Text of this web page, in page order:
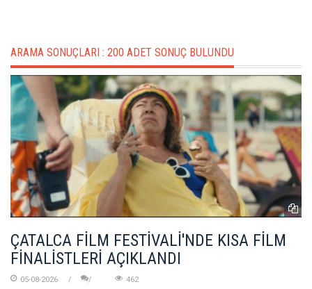
ARAMA SONUÇLARI : 200 ADET SONUÇ BULUNDU
ÇATALCA FİLM FESTİVALİ'NDE KISA FİLM
FİNALİSTLERİ AÇIKLANDI
05-08-2026 462